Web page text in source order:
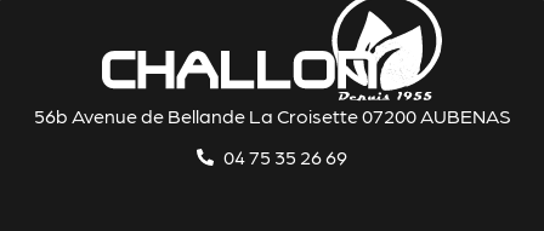
56b Avenue de Bellande La Croisette 07200 AUBENAS
04 75 35 26 69